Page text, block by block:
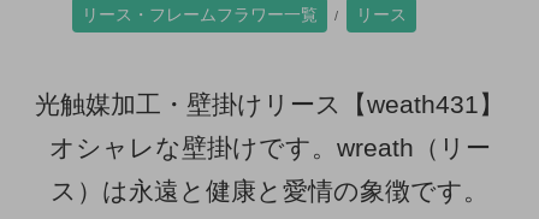
リース・フレームフラワー一覧 / リース
光触媒加工・壁掛けリース【weath431】
オシャレな壁掛けです。wreath（リー
ス）は永遠と健康と愛情の象徴です。